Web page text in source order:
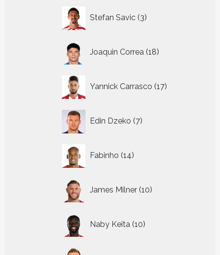
Stefan Savic 3
producten
Joaquin Correa 18
producten
Yannick Carrasco 17
producten
Edin Dzeko 7
producten
Fabinho 14
producten
James Milner 10
producten
Naby Keita 10
producten